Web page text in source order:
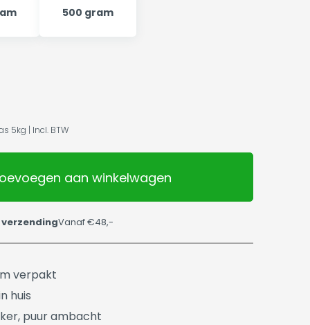
500 gram
5kg | Incl. BTW
aan winkelwagen
Vanaf €48,-
verpakt
huis
puur ambacht